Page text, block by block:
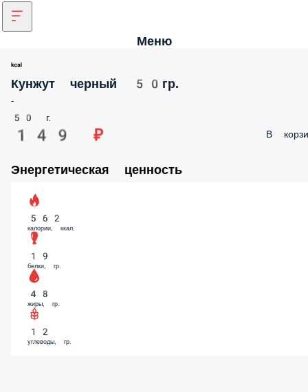
Меню
Кунжут черный 50гр.
-
50 г.
149 ₽ В
Энергетическая ценность
562
калории, ккал.
19
белки, гр.
48
жиры, гр.
12
углеводы, гр.